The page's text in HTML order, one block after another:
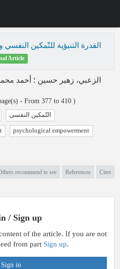
القدرة التنبؤية للتّمكين النفسي
Article
الزعبي، زهير حسين ؛ أحمد
- From 377 to 410 )
التّمکین النفسی
psychological empowerment
recommend to see References Cites
/ Sign up
of the article. If you are not
from part Sign up.
Sign in